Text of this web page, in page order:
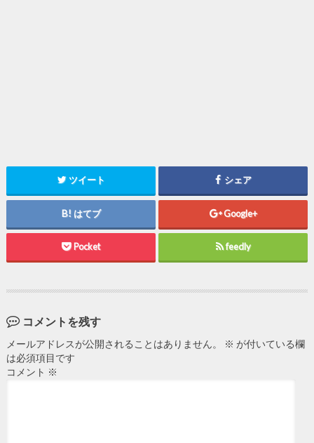
ツイート シェア
はてブ Google+
Pocket feedly
コメントを残す
メールアドレスが公開されることはありません。 ※ が付いている欄
は必須項目です
コメント ※